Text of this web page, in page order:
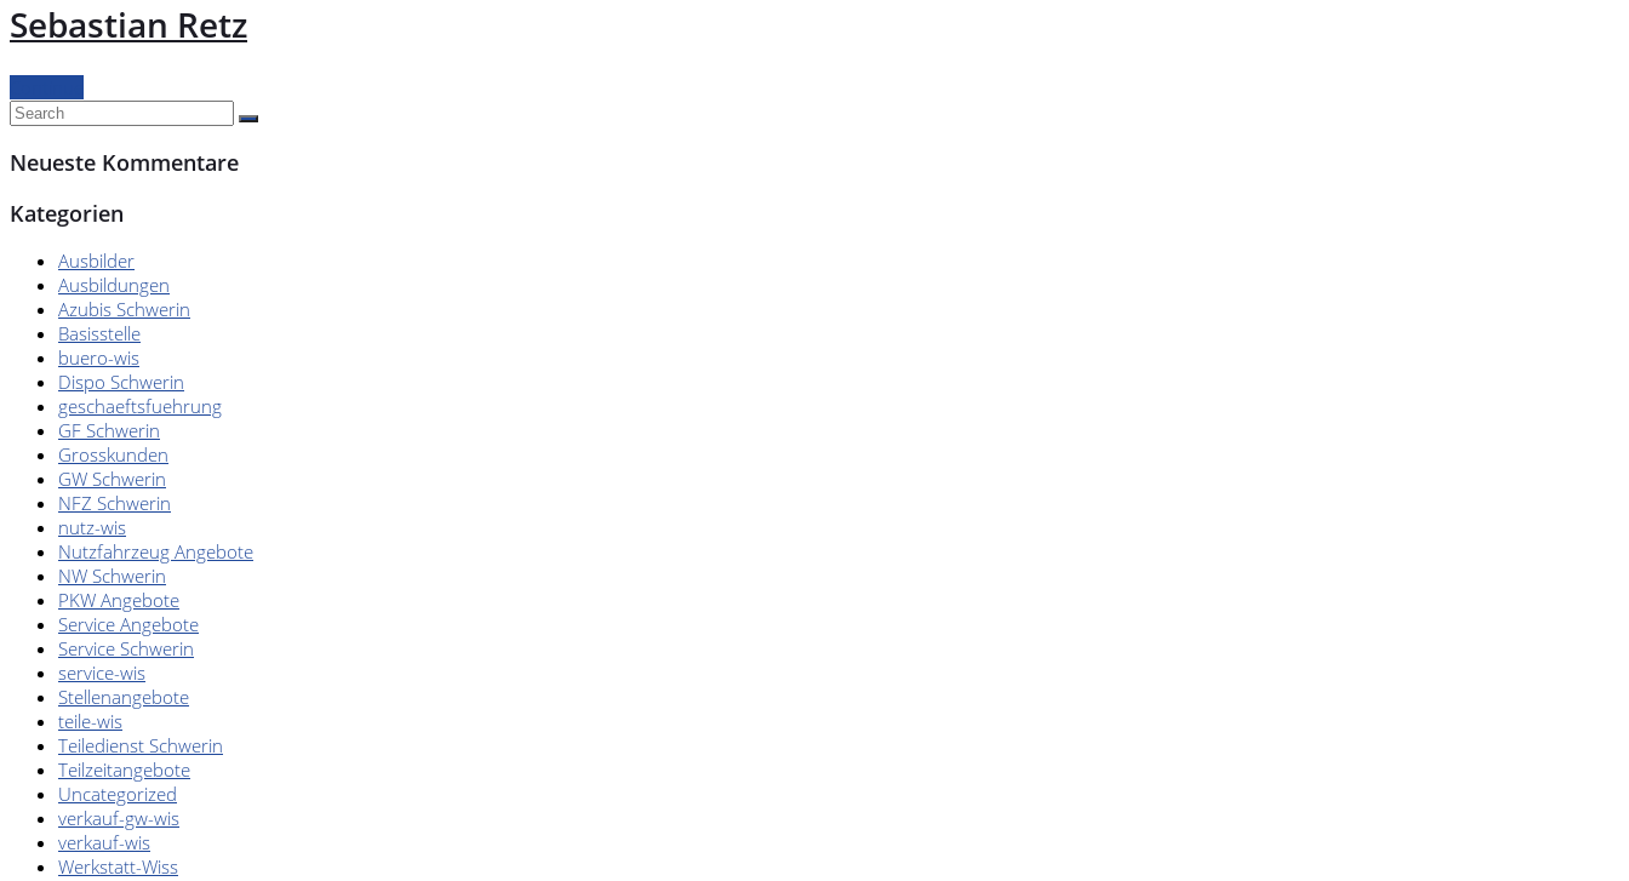
Sebastian Retz
Neueste Kommentare
Kategorien
Ausbilder
Ausbildungen
Azubis Schwerin
Basisstelle
buero-wis
Dispo Schwerin
geschaeftsfuehrung
GF Schwerin
Grosskunden
GW Schwerin
NFZ Schwerin
nutz-wis
Nutzfahrzeug Angebote
NW Schwerin
PKW Angebote
Service Angebote
Service Schwerin
service-wis
Stellenangebote
teile-wis
Teiledienst Schwerin
Teilzeitangebote
Uncategorized
verkauf-gw-wis
verkauf-wis
Werkstatt-Wiss